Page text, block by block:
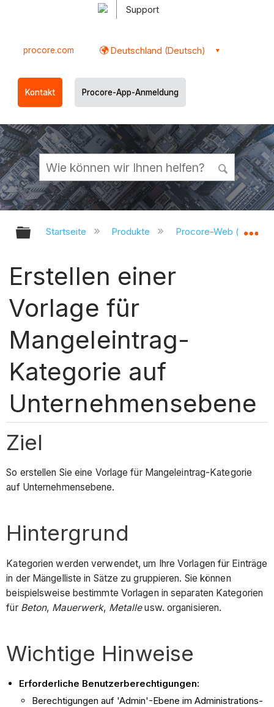
Support
procore.com Deutschland (Deutsch)
Kontakt Procore-App-Anmeldung
Globale Hierarchie auf- und
Startseite Produkte Procore-Web
Erstellen einer
Vorlage für
Mangeleintrag-
Kategorie auf
Unternehmensebene
Ziel
So erstellen Sie eine Vorlage für Mangeleintrag-Kategorie
auf Unternehmensebene.
Hintergrund
Kategorien werden verwendet, um Ihre Vorlagen für Einträge
in der Mängelliste in Sätze zu gruppieren. Sie können
beispielsweise bestimmte Vorlagen in separaten Kategorien
für Beton, Mauerwerk, Metalleusw. organisieren.
Wichtige Hinweise
Erforderliche Benutzerberechtigungen:
Berechtigungen auf 'Admin'-Ebene im Administrations-